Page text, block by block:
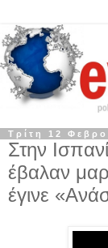
Τρίτη 12
Στην
έβαλαν
έγινε